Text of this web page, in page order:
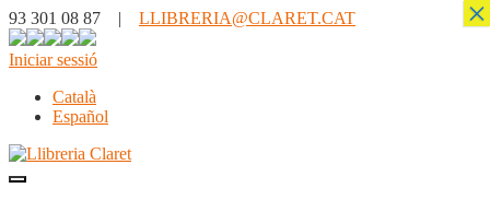
93 301 08 87 | LLIBRERIA@CLARET.CAT
Iniciar sessió
Català
Español
×